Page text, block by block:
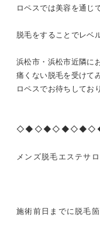
ロペスでは美容を通じ
脱毛をすることでレベ
浜松市・浜松市近隣に
痛くない脱毛を受けて
ロペスでお待ちしてお
メンズ脱毛エステサ
施術前日までに脱毛